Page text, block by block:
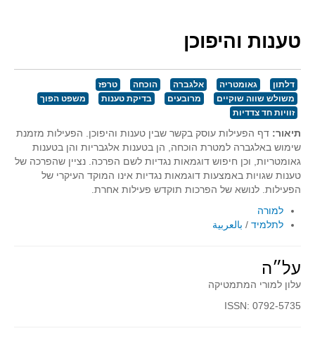
מדורי המרכז
פיצוחים
אלגברה
אלגברה
פונקציות
חדו"א
סדרות
בעיות מילוליות
סטטיסטיקה והסתברות
הסתברות
פונקציות וחדו"א
טענות והיפוכן
דלתון גאומטריה אלגברה הוכחה
טרפז
משולש שווה שוקיים
מרובעים בדיקת טענות
משפט הפוך
זוויות חד צדדיות
תיאור: דף הפעילות עוסק בקשר שבין טענות והיפוכן. הפעילות מזמנת
שימוש באלגברה למטרת הוכחה, הן בטענות אלגבריות והן בטענות
גאומטריות, וכן חיפוש דוגמאות נגדיות לשם הפרכה. נציין שהפרכה של
טענות שגויות באמצעות דוגמאות נגדיות אינו המוקד העיקרי של
הפעילות. לנושא של הפרכות תוקדש פעילות אחרת.
למורה
לתלמיד / بالعربية
על״ה
עלון למורי המתמטיקה
ISSN: 0792-5735